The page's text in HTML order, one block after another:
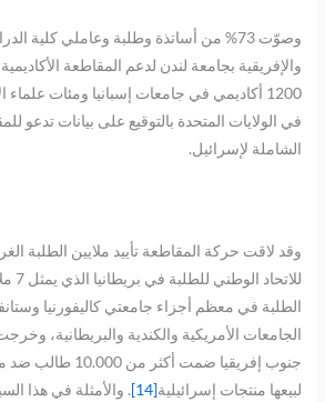
وصوّت 73% من أساتذة وطلبة وعاملي كلية
والإفريقية بجامعة لندن لدعم المقاطعة
1200 أكاديمي في جامعات إسبانيا ومئات علماء
في الولايات المتحدة بالتوقيع على بيانات تدعو
الشاملة لإسرائيل.
وقد لاقت حركة المقاطعة تأييد ملايين الطلبة
الطلبة في معظم أجزاء جامعتي كاليفورنيا
الجامعات الأمريكية والكندية والبريطانية،
لبيعها منتجات إسرائيلية[14] . والأمثلة في هذا